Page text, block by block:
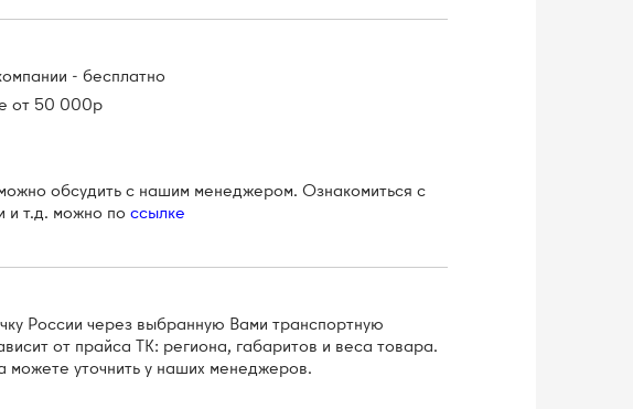
- бесплатно
от 50 000р
обсудить с нашим менеджером. Ознакомиться с
и т.д. можно поссылке
России через выбранную Вами транспортную
от прайса ТК: региона, габаритов и веса товара.
уточнить у наших менеджеров.